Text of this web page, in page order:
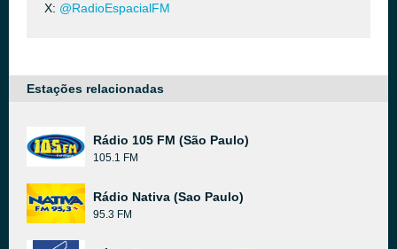
X: @RadioEspacialFM
Estações relacionadas
Rádio 105 FM (São Paulo)
105.1 FM
Rádio Nativa (Sao Paulo)
95.3 FM